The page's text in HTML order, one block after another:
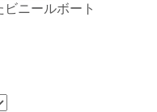
ニールボート